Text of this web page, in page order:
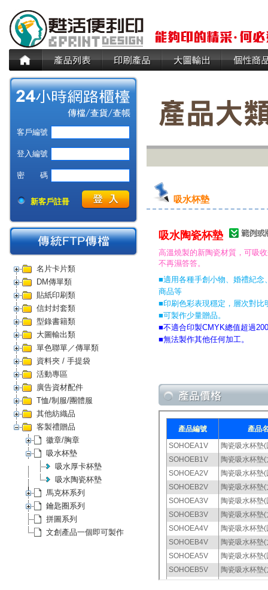
客戶編號
登入編號
密 碼
新客戶註冊
名片卡片類
DM傳單類
貼紙印刷類
信封封套類
型錄書籍類
大圖輸出類
單色聯單／傳單類
資料夾 / 手提袋
活動專區
廣告資材配件
T恤/制服/團體服
其他紡織品
客製禮贈品
徽章/胸章
吸水杯墊
吸水厚卡杯墊
吸水陶瓷杯墊
馬克杯系列
鑰匙圈系列
拼圖系列
文創產品一個即可製作
吸水杯墊
吸水陶瓷杯墊
高溫燒製的新陶瓷材質，可吸
不再濕答答。
■適用各種手創小物、婚禮紀
商品等
■印刷色彩表現穩定，層次對比
■可製作少量贈品。
■不適合印製CMYK總值超過
■無法製作其他任何加工。